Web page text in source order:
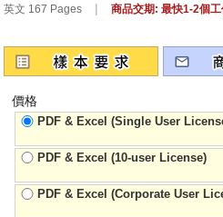
英文 167 Pages | 商品交期: 最快1-2個
價格
PDF & Excel (Single User
PDF & Excel (10-user License)
PDF & Excel (Corporate User